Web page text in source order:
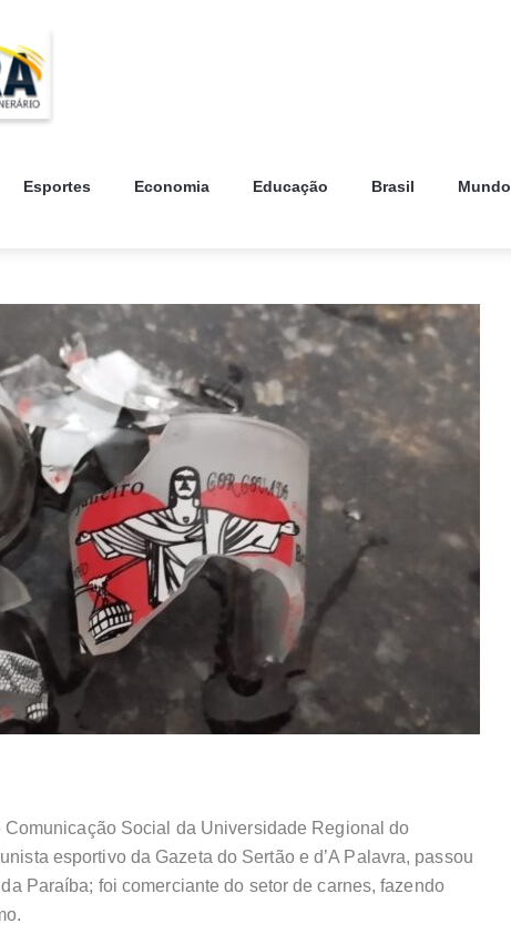
Esportes Economia Educação Brasil Mundo
Social da Universidade Regional do
esportivo da Gazeta do Sertão e d’A Palavra, passou
Paraíba; foi comerciante do setor de carnes, fazendo